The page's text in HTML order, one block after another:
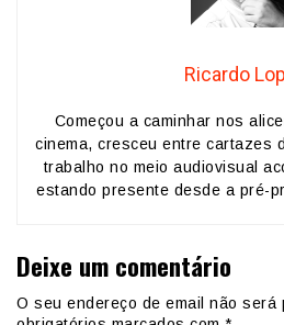
Ricardo
Começou a caminhar nos
cinema, cresceu entre cartazes
trabalho no meio audiovisual
estando presente desde a pré-
Deixe um comentário
O seu endereço de email não será